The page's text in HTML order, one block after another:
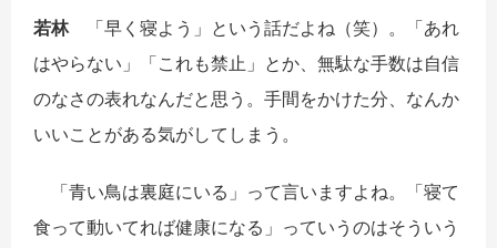
若林「早く寝よう」という話だよね（笑）。「あれ
はやらない」「これも禁止」とか、無駄な手数は自信
のなさの表れなんだと思う。手間をかけた分、なんか
いいことがある気がしてしまう。
「青い鳥は裏庭にいる」って言いますよね。「寝て
食って動いてれば健康になる」っていうのはそういう